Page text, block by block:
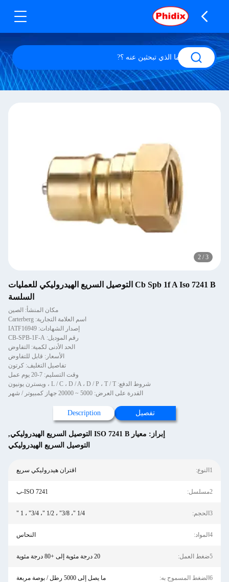
2 / 3
Cb Spb 1f A Iso 7241 B التوصيل السريع الهيدروليكي للعمليات
السلسة
مكان المنشأ: الصين
اسم العلامة التجارية: Carterberg
إصدار الشهادات: IATF16949
رقم الموديل: CB-SPB-1F-A
الحد الأدنى لكمية: التفاوض
الأسعار: قابل للتفاوض
تفاصيل التغليف: كرتون
وقت التسليم: 7-20 يوم عمل
شروط الدفع: L / C ، D / A ، D / P ، T / T ، ويسترن يونيون
القدرة على العرض: 5000 ~ 20000 جهاز كمبيوتر / شهر
تفصيل Description
إبراز: معيار ISO 7241 B التوصيل السريع الهيدروليكي
,
التوصيل السريع الهيدروليكي
1النوع: اقتران هيدروليكي سريع
2مسلسل: ISO 7241-ب
3الحجم: 1/4 "، 3/8" ، 1/2 "، 3/4" ، 1 "
4المواد: النحاس
5ضغط العمل: 20 درجة مئوية إلى +80 درجة مئوية
6الضغط المسموح به: ما يصل إلى 5000 رطل / بوصة مربعة